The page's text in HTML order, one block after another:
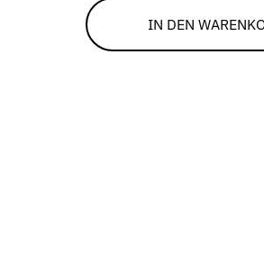
cm
IN DEN